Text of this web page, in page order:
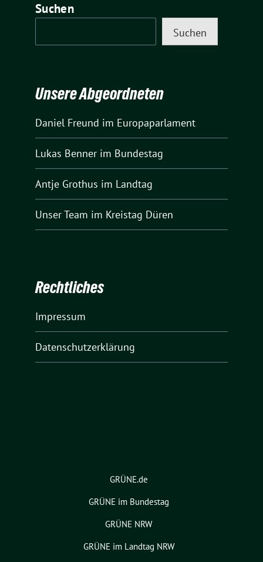
Suchen
Suchen
Unsere Abgeordneten
Daniel Freund im Europaparlament
Lukas Benner im Bundestag
Antje Grothus im Landtag
Unser Team im Kreistag Düren
Rechtliches
Impressum
Datenschutzerklärung
GRÜNE.de
GRÜNE im Bundestag
GRÜNE NRW
GRÜNE im Landtag NRW